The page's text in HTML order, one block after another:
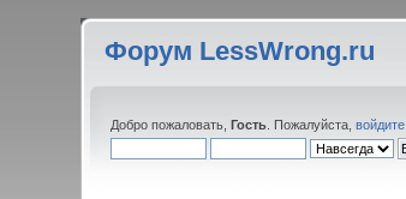
Форум LessWrong.ru
Добро пожаловать,Гость . Пожалуйста,войдите